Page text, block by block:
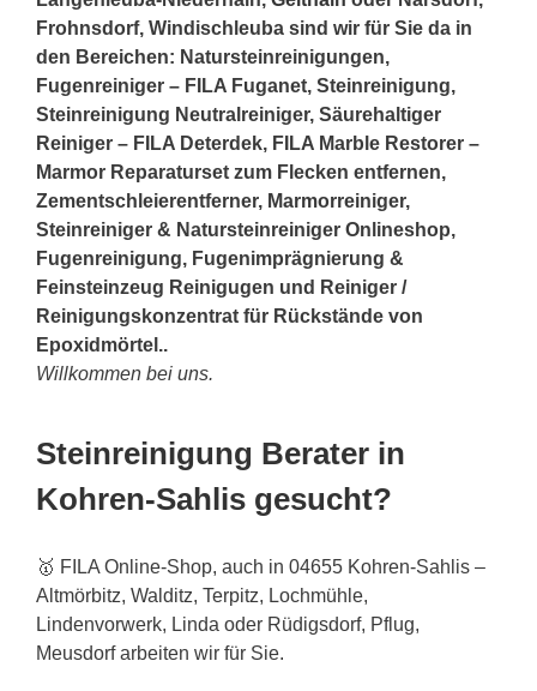
Frohnsdorf, Windischleuba sind wir für Sie da in
den Bereichen: Natursteinreinigungen,
Fugenreiniger – FILA Fuganet, Steinreinigung,
Steinreinigung Neutralreiniger, Säurehaltiger
Reiniger – FILA Deterdek, FILA Marble Restorer –
Marmor Reparaturset zum Flecken entfernen,
Zementschleierentferner, Marmorreiniger,
Steinreiniger & Natursteinreiniger Onlineshop,
Fugenreinigung, Fugenimprägnierung &
Feinsteinzeug Reinigugen und Reiniger /
Reinigungskonzentrat für Rückstände von
Epoxidmörtel..
Willkommen bei uns.
Steinreinigung Berater in
Kohren-Sahlis gesucht?
🥇 FILA Online-Shop, auch in 04655 Kohren-Sahlis –
Altmörbitz, Walditz, Terpitz, Lochmühle,
Lindenvorwerk, Linda oder Rüdigsdorf, Pflug,
Meusdorf arbeiten wir für Sie.